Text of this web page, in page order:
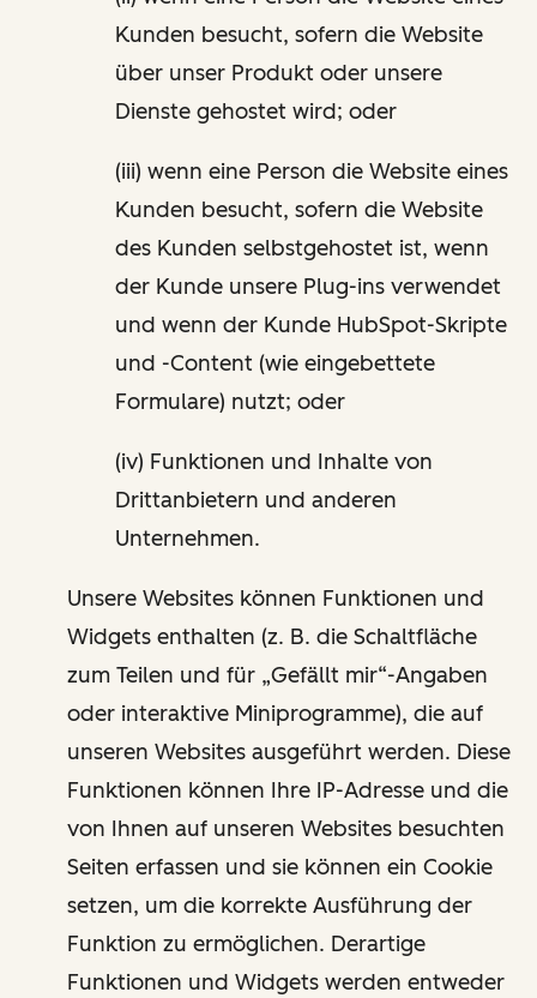
Kunden besucht, sofern die Website
über unser Produkt oder unsere
Dienste gehostet wird; oder
(iii) wenn eine Person die Website eines
Kunden besucht, sofern die Website
des Kunden selbstgehostet ist, wenn
der Kunde unsere Plug-ins verwendet
und wenn der Kunde HubSpot-Skripte
und -Content (wie eingebettete
Formulare) nutzt; oder
(iv) Funktionen und Inhalte von
Drittanbietern und anderen
Unternehmen.
Unsere Websites können Funktionen und
Widgets enthalten (z. B. die Schaltfläche
zum Teilen und für „Gefällt mir“-Angaben
oder interaktive Miniprogramme), die auf
unseren Websites ausgeführt werden. Diese
Funktionen können Ihre IP-Adresse und die
von Ihnen auf unseren Websites besuchten
Seiten erfassen und sie können ein Cookie
setzen, um die korrekte Ausführung der
Funktion zu ermöglichen. Derartige
Funktionen und Widgets werden entweder